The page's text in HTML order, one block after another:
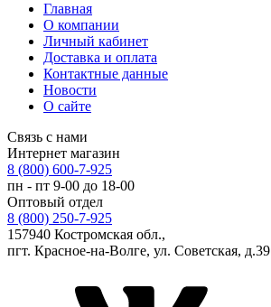
Главная
О компании
Личный кабинет
Доставка и оплата
Контактные данные
Новости
О сайте
Связь с нами
Интернет магазин
8 (800) 600-7-925
пн - пт 9-00 до 18-00
Оптовый отдел
8 (800) 250-7-925
157940 Костромская обл.,
пгт. Красное-на-Волге, ул. Советская, д.39